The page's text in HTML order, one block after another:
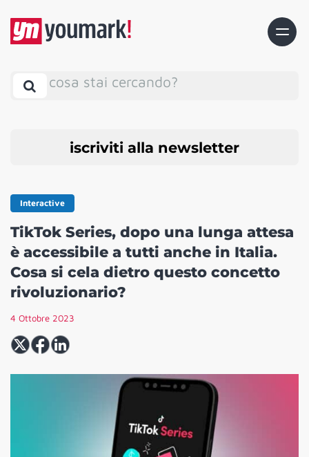
cosa stai cercando?
iscriviti alla newsletter
Interactive
TikTok Series, dopo una lunga attesa
è accessibile a tutti anche in Italia.
Cosa si cela dietro questo concetto
rivoluzionario?
4 Ottobre 2023